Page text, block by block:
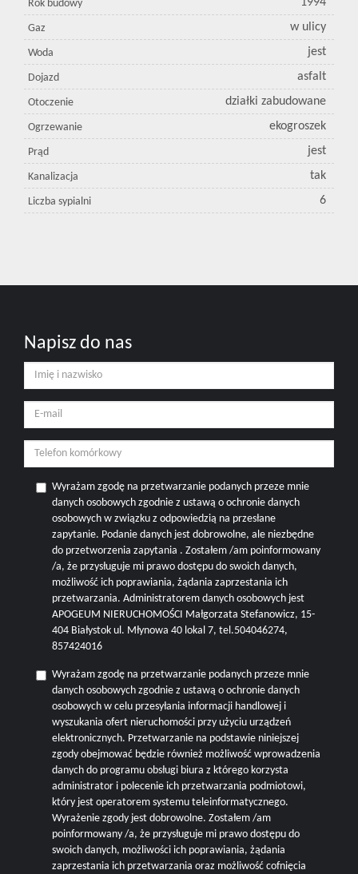
Rok budowy 1994
Gaz w ulicy
Woda jest
Dojazd asfalt
Otoczenie działki zabudowane
Ogrzewanie ekogroszek
Prąd jest
Kanalizacja tak
Liczba sypialni 6
Napisz do nas
Wyrażam zgodę na przetwarzanie podanych przeze mnie
danych osobowych zgodnie z ustawą o ochronie danych
osobowych w związku z odpowiedzią na przesłane
zapytanie. Podanie danych jest dobrowolne, ale niezbędne
do przetworzenia zapytania . Zostałem /am poinformowany
/a, że przysługuje mi prawo dostępu do swoich danych,
możliwość ich poprawiania, żądania zaprzestania ich
przetwarzania. Administratorem danych osobowych jest
APOGEUM NIERUCHOMOŚCI Małgorzata Stefanowicz, 15-
404 Białystok ul. Młynowa 40 lokal 7, tel.504046274,
857424016
Wyrażam zgodę na przetwarzanie podanych przeze mnie
danych osobowych zgodnie z ustawą o ochronie danych
osobowych w celu przesyłania informacji handlowej i
wyszukania ofert nieruchomości przy użyciu urządzeń
elektronicznych. Przetwarzanie na podstawie niniejszej
zgody obejmować będzie również możliwość wprowadzenia
danych do programu obsługi biura z którego korzysta
administrator i polecenie ich przetwarzania podmiotowi,
który jest operatorem systemu teleinformatycznego.
Wyrażenie zgody jest dobrowolne. Zostałem /am
poinformowany /a, że przysługuje mi prawo dostępu do
swoich danych, możliwości ich poprawiania, żądania
zaprzestania ich przetwarzania oraz możliwość cofnięcia